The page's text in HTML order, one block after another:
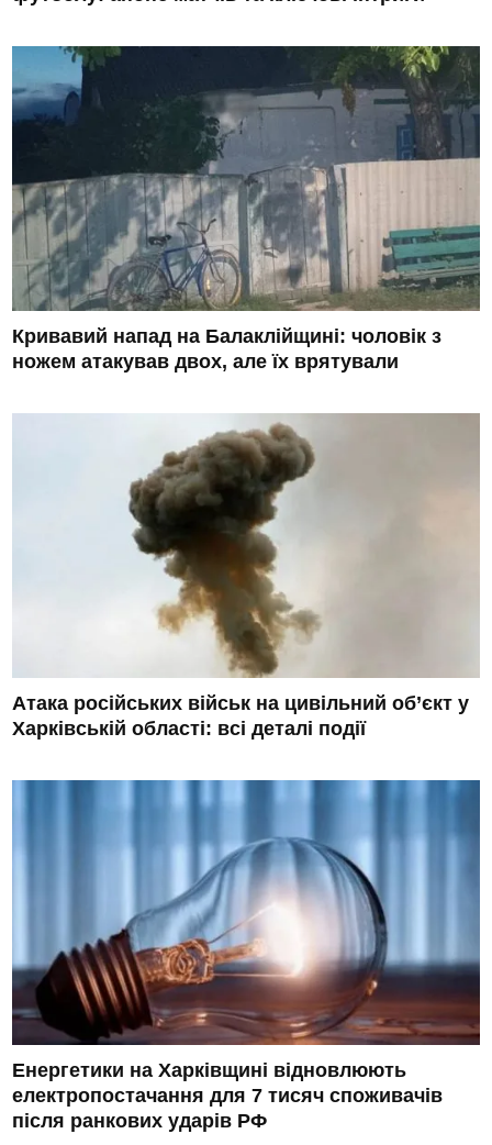
Кривавий напад на Балаклійщині: чоловік з
ножем атакував двох, але їх врятували
Атака російських військ на цивільний об’єкт у
Харківській області: всі деталі події
Енергетики на Харківщині відновлюють
електропостачання для 7 тисяч споживачів
після ранкових ударів РФ